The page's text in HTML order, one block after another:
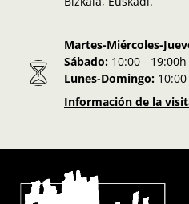
Martes-Miércoles-
Sábado: 10:00 - 19:00h
Lunes-Domingo:
Información de la